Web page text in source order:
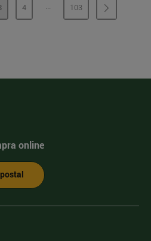
PÀGINAPÀGINA
4 ...PÀGINES INTERMÈDIES
PÀGINA
103
online